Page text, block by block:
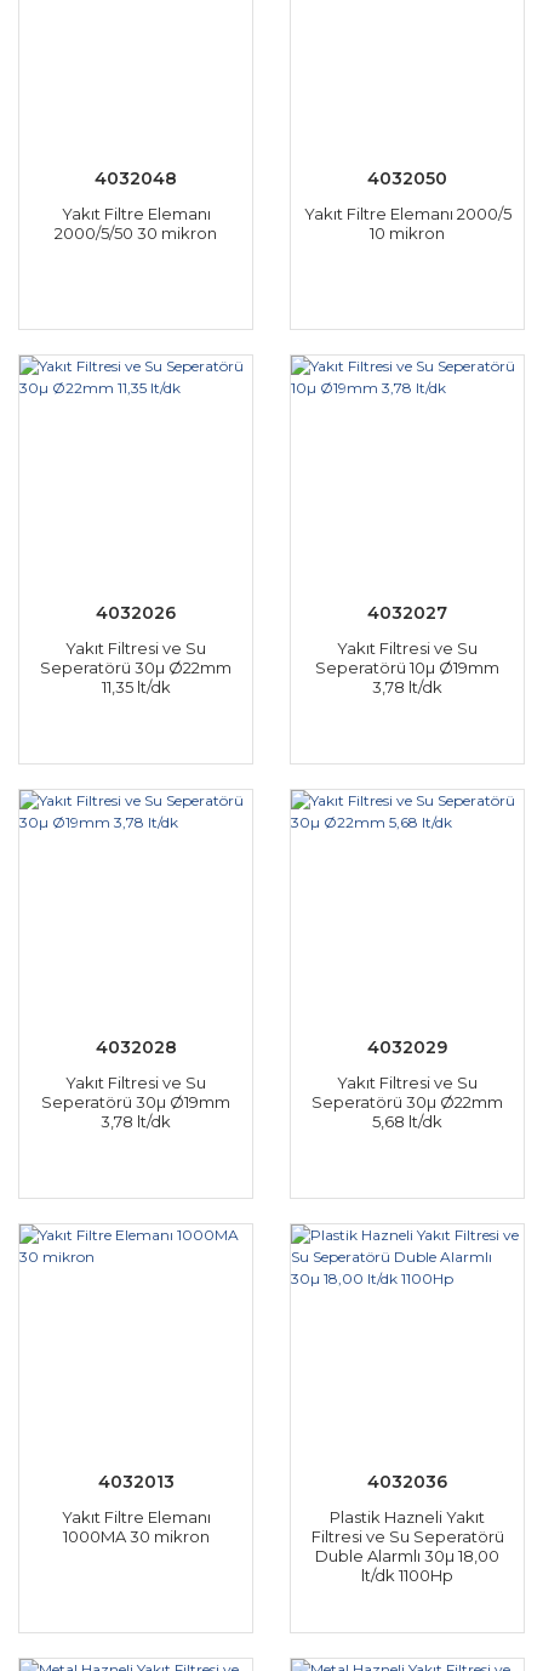
4032048
Yakıt Filtre Elemanı
2000/5/50 30 mikron
4032050
Yakıt Filtre Elemanı 2000/5
10 mikron
4032026
Yakıt Filtresi ve Su
Seperatörü 30µ Ø22mm
11,35 lt/dk
4032027
Yakıt Filtresi ve Su
Seperatörü 10µ Ø19mm
3,78 lt/dk
4032028
Yakıt Filtresi ve Su
Seperatörü 30µ Ø19mm
3,78 lt/dk
4032029
Yakıt Filtresi ve Su
Seperatörü 30µ Ø22mm
5,68 lt/dk
4032013
Yakıt Filtre Elemanı
1000MA 30 mikron
4032036
Plastik Hazneli Yakıt
Filtresi ve Su Seperatörü
Duble Alarmlı 30µ 18,00
lt/dk 1100Hp